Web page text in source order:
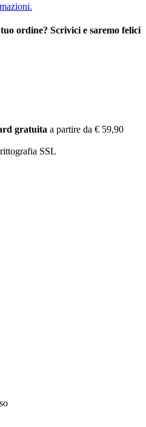
ordine? Scrivici e saremo felici
gratuita a partire da € 59,90
SSL